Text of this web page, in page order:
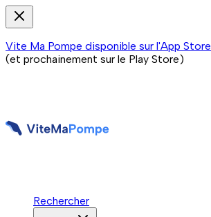
Vite Ma Pompe disponible sur l'App Store
(et prochainement sur le Play Store)
Rechercher